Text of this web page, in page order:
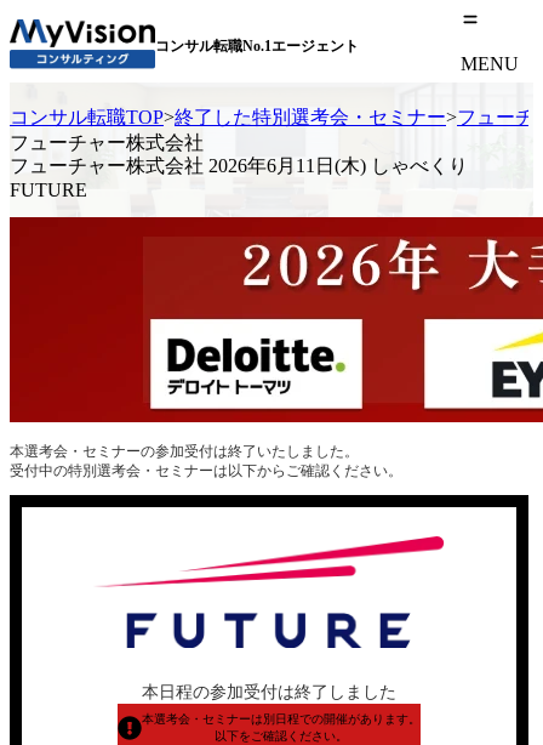
コンサル転職No.1エージェント
MENU
コンサル転職TOP>終了した特別選考会・セミナー>フューチ
フューチャー株式会社
フューチャー株式会社 2026年6月11日(木) しゃべくり
FUTURE
本選考会・セミナーの参加受付は終了いたしました。
受付中の特別選考会・セミナーは以下からご確認ください。
本日程の参加受付は終了しました
本選考会・セミナーは別日程での開催があります。
以下をご確認ください。